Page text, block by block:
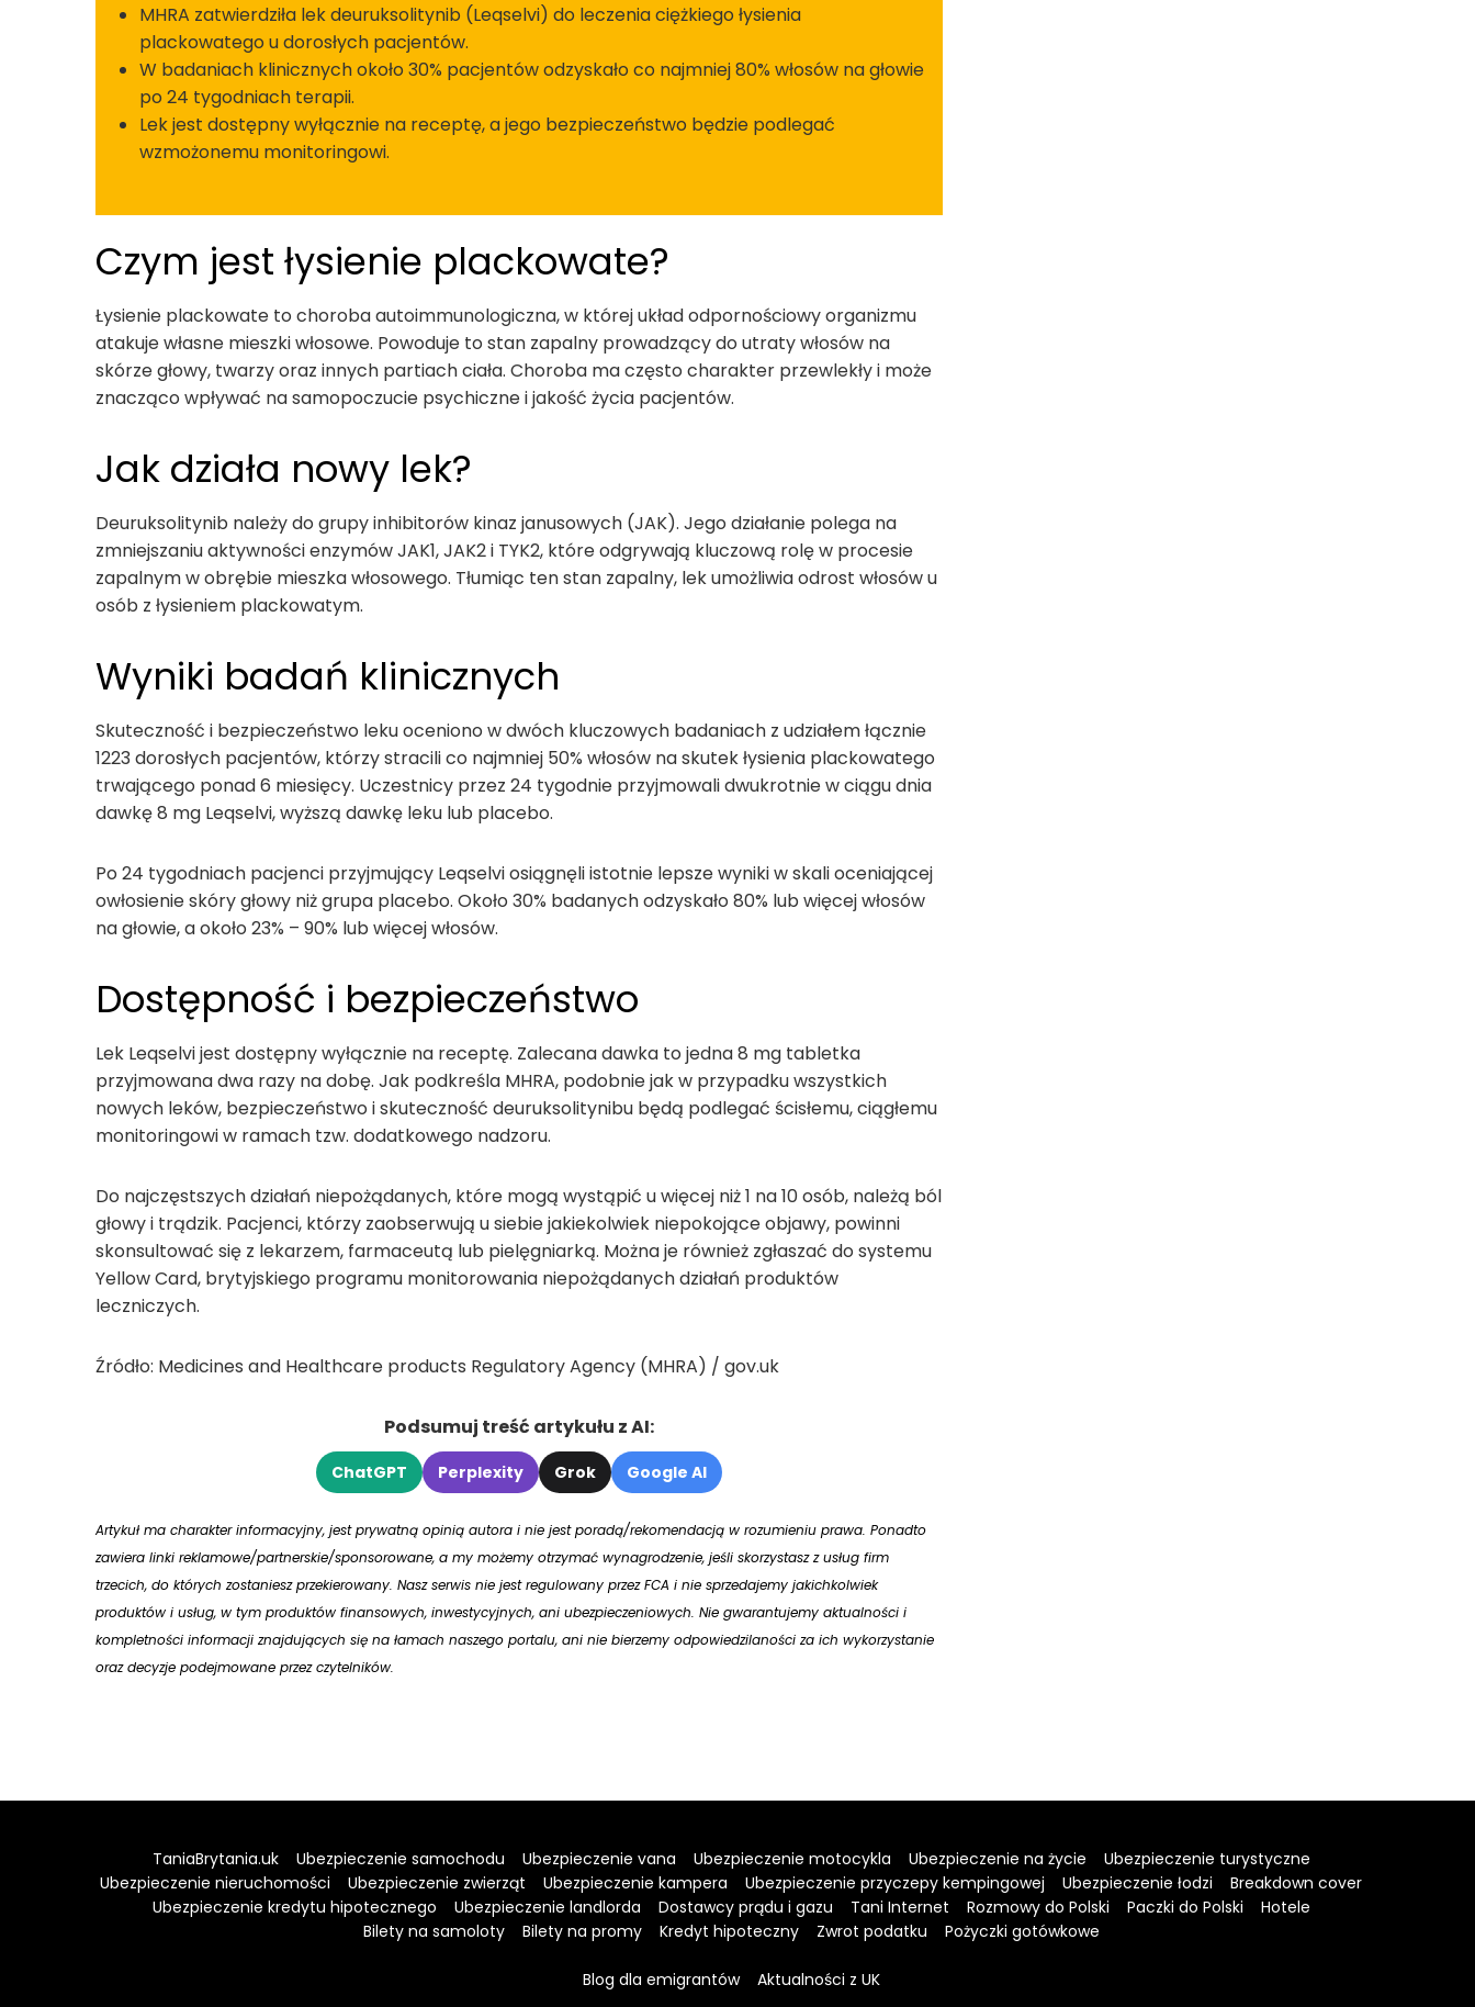
MHRA zatwierdziła lek deuruksolitynib (Leqselvi) do leczenia ciężkiego łysienia
plackowatego u dorosłych pacjentów.
W badaniach klinicznych około 30% pacjentów odzyskało co najmniej 80% włosów na głowie
po 24 tygodniach terapii.
Lek jest dostępny wyłącznie na receptę, a jego bezpieczeństwo będzie podlegać
wzmożonemu monitoringowi.
Czym jest łysienie plackowate?
Łysienie plackowate to choroba autoimmunologiczna, w której układ odpornościowy organizmu
atakuje własne mieszki włosowe. Powoduje to stan zapalny prowadzący do utraty włosów na
skórze głowy, twarzy oraz innych partiach ciała. Choroba ma często charakter przewlekły i może
znacząco wpływać na samopoczucie psychiczne i jakość życia pacjentów.
Jak działa nowy lek?
Deuruksolitynib należy do grupy inhibitorów kinaz janusowych (JAK). Jego działanie polega na
zmniejszaniu aktywności enzymów JAK1, JAK2 i TYK2, które odgrywają kluczową rolę w procesie
zapalnym w obrębie mieszka włosowego. Tłumiąc ten stan zapalny, lek umożliwia odrost włosów u
osób z łysieniem plackowatym.
Wyniki badań klinicznych
Skuteczność i bezpieczeństwo leku oceniono w dwóch kluczowych badaniach z udziałem łącznie
1223 dorosłych pacjentów, którzy stracili co najmniej 50% włosów na skutek łysienia plackowatego
trwającego ponad 6 miesięcy. Uczestnicy przez 24 tygodnie przyjmowali dwukrotnie w ciągu dnia
dawkę 8 mg Leqselvi, wyższą dawkę leku lub placebo.
Po 24 tygodniach pacjenci przyjmujący Leqselvi osiągnęli istotnie lepsze wyniki w skali oceniającej
owłosienie skóry głowy niż grupa placebo. Około 30% badanych odzyskało 80% lub więcej włosów
na głowie, a około 23% – 90% lub więcej włosów.
Dostępność i bezpieczeństwo
Lek Leqselvi jest dostępny wyłącznie na receptę. Zalecana dawka to jedna 8 mg tabletka
przyjmowana dwa razy na dobę. Jak podkreśla MHRA, podobnie jak w przypadku wszystkich
nowych leków, bezpieczeństwo i skuteczność deuruksolitynibu będą podlegać ścisłemu, ciągłemu
monitoringowi w ramach tzw. dodatkowego nadzoru.
Do najczęstszych działań niepożądanych, które mogą wystąpić u więcej niż 1 na 10 osób, należą ból
głowy i trądzik. Pacjenci, którzy zaobserwują u siebie jakiekolwiek niepokojące objawy, powinni
skonsultować się z lekarzem, farmaceutą lub pielęgniarką. Można je również zgłaszać do systemu
Yellow Card, brytyjskiego programu monitorowania niepożądanych działań produktów
leczniczych.
Źródło: Medicines and Healthcare products Regulatory Agency (MHRA) / gov.uk
Podsumuj treść artykułu z AI:
ChatGPT Perplexity Grok Google AI
Artykuł ma charakter informacyjny, jest prywatną opinią autora i nie jest poradą/rekomendacją w rozumieniu prawa. Ponadto
zawiera linki reklamowe/partnerskie/sponsorowane, a my możemy otrzymać wynagrodzenie, jeśli skorzystasz z usług firm
trzecich, do których zostaniesz przekierowany. Nasz serwis nie jest regulowany przez FCA i nie sprzedajemy jakichkolwiek
produktów i usług, w tym produktów finansowych, inwestycyjnych, ani ubezpieczeniowych. Nie gwarantujemy aktualności i
kompletności informacji znajdujących się na łamach naszego portalu, ani nie bierzemy odpowiedzilaności za ich wykorzystanie
oraz decyzje podejmowane przez czytelników.
TaniaBrytania.uk Ubezpieczenie samochodu Ubezpieczenie vana Ubezpieczenie motocykla Ubezpieczenie na życie
Ubezpieczenie turystyczne
Ubezpieczenie nieruchomości
Ubezpieczenie zwierząt Ubezpieczenie kampera Ubezpieczenie przyczepy kempingowej Ubezpieczenie łodzi
Breakdown cover
Ubezpieczenie kredytu hipotecznego
Ubezpieczenie landlorda Dostawcy prądu i gazu Tani Internet Rozmowy do Polski Paczki do Polski
Hotele
Bilety na samoloty
Bilety na promy Kredyt hipoteczny Zwrot podatku Pożyczki gotówkowe
Blog dla emigrantów Aktualności z UK